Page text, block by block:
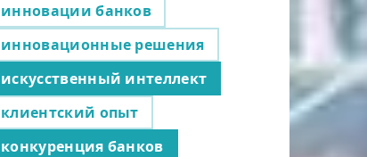
инновации банков
инновационные решения
искусственный интеллект
клиентский опыт
конкуренция банков